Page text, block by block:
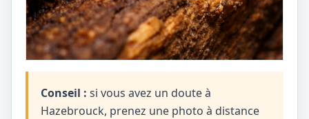
Conseil : si vous avez un doute à
Hazebrouck, prenez une photo à distance